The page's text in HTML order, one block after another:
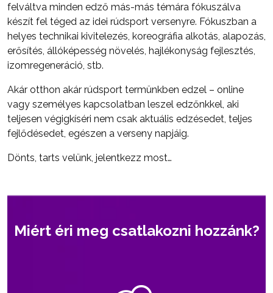
felváltva minden edző más-más témára fókuszálva
készít fel téged az idei rúdsport versenyre. Fókuszban a
helyes technikai kivitelezés, koreográfia alkotás, alapozás,
erősítés, állóképesség növelés, hajlékonyság fejlesztés,
izomregeneráció, stb.
Akár otthon akár rúdsport termünkben edzel – online
vagy személyes kapcsolatban leszel edzőnkkel, aki
teljesen végigkíséri nem csak aktuális edzésedet, teljes
fejlődésedet, egészen a verseny napjáig.
Dönts, tarts velünk, jelentkezz most…
Miért éri meg csatlakozni hozzánk?